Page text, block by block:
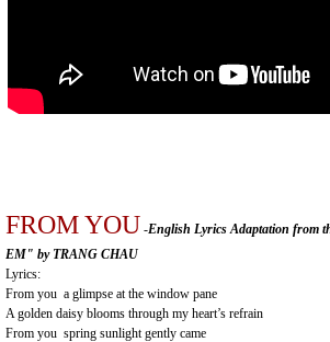
FROM YOU -English Lyrics Adaptation from
EM" by TRANG CHAU
Lyrics:
From you a glimpse at the window pane
A golden daisy blooms through my heart’s refrain
From you spring sunlight gently came